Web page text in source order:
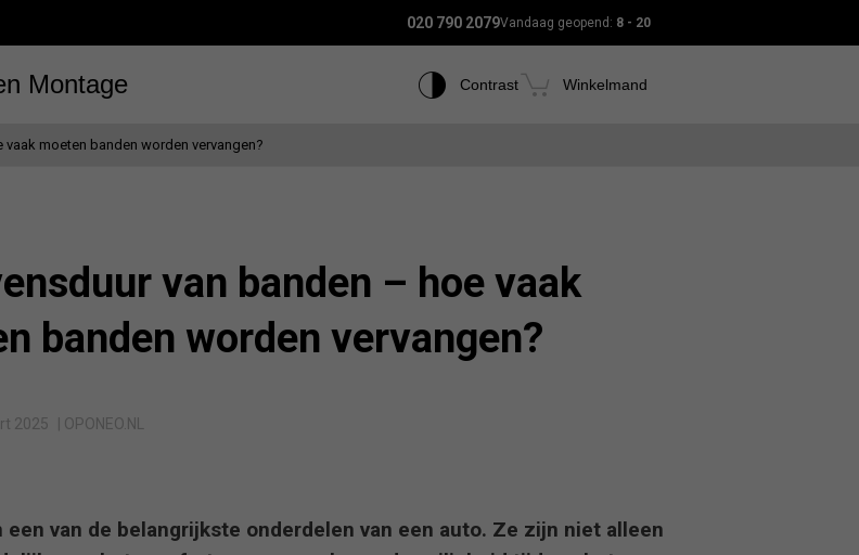
020 790 2079Vandaag geopend: 8 - 20
Montage Contrast Winkelmand
vaak moeten banden worden vervangen?
van banden – hoe vaak
banden worden vervangen?
2025 | OPONEO.NL
een van de belangrijkste onderdelen van een auto. Ze zijn niet alleen